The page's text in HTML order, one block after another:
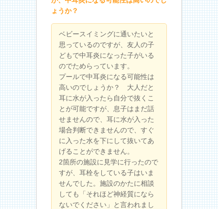
ょうか？
ベビースイミングに通いたいと
思っているのですが、友人の子
どもで中耳炎になった子がいる
のでためらっています。
プールで中耳炎になる可能性は
高いのでしょうか？ 大人だと
耳に水が入ったら自分で抜くこ
とが可能ですが、息子はまだ話
せませんので、耳に水が入った
場合判断できませんので、すぐ
に入った水を下にして抜いてあ
げることができません。
2箇所の施設に見学に行ったので
すが、耳栓をしている子はいま
せんでした。施設のかたに相談
しても「それほど神経質になら
ないでください」と言われまし